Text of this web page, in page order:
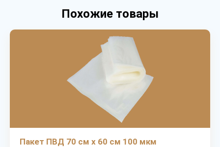
Похожие товары
Пакет ПВД 70 см х 60 см 100 мкм